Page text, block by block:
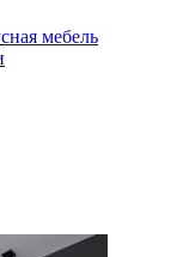
мебель